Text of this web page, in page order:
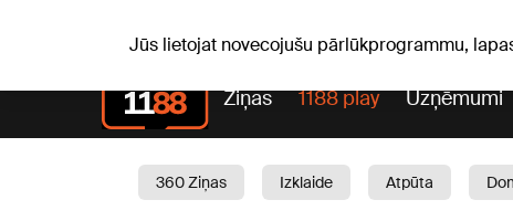
Jūs lietojat novecojušu pārlūkprogrammu,
Ziņas 1188 play Uzņēmumi
360 Ziņas Izklaide Atpūta